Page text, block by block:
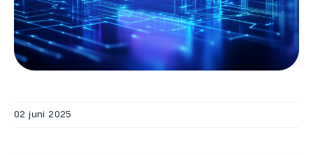
02 juni 2025